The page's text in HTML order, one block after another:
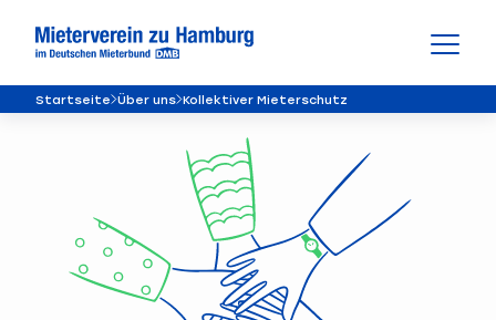
Startseite Über uns Kollektiver ­Mieterschutz